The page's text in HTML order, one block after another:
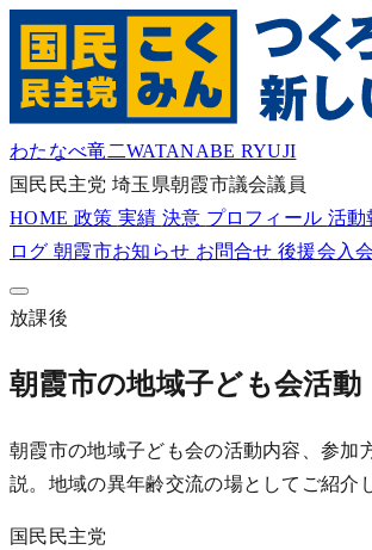
わたなべ竜二WATANABE RYUJI
国民民主党 埼玉県朝霞市議会議員
HOME 政策 実績 決意 プロフィール 活
ログ 朝霞市お知らせ お問合せ後援会入会
放課後
朝霞市の地域子ども会活動
朝霞市の地域子ども会の活動内容、参加
説。地域の異年齢交流の場としてご紹介
国民民主党